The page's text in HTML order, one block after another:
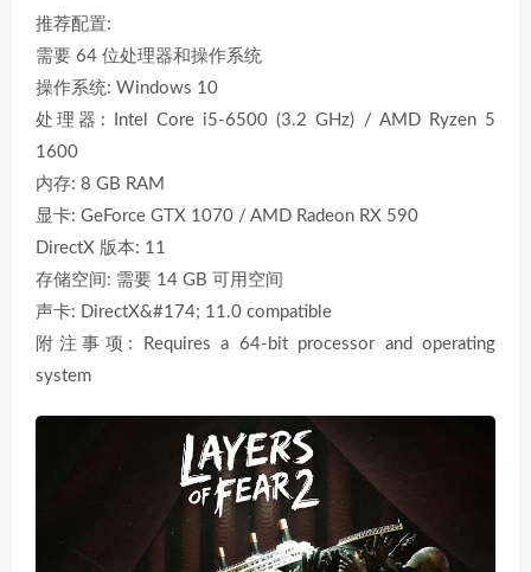
推荐配置:
需要 64 位处理器和操作系统
操作系统: Windows 10
处理器: Intel Core i5-6500 (3.2 GHz) / AMD Ryzen 5
1600
内存: 8 GB RAM
显卡: GeForce GTX 1070 / AMD Radeon RX 590
DirectX 版本: 11
存储空间: 需要 14 GB 可用空间
声卡: DirectX&#174; 11.0 compatible
附注事项: Requires a 64-bit processor and operating
system